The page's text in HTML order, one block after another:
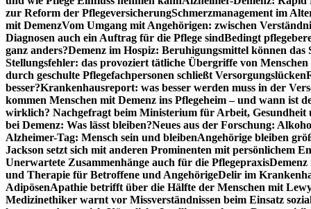
zur Reform der PflegeversicherungSchmerzmanagement im
mit DemenzVom Umgang mit Angehörigen: zwischen
Diagnosen auch ein Auftrag für die Pflege sindBedingt
ganz anders?Demenz im Hospiz: Beruhigungsmittel können das
Stellungsfehler: das provoziert tätliche Übergriffe von Menschen
durch geschulte Pflegefachpersonen schließt Versorgungslücken
besser?Krankenhausreport: was besser werden muss in der
kommen Menschen mit Demenz ins Pflegeheim – und wann ist
wirklich? Nachgefragt beim Ministerium für Arbeit, Gesundheit
bei Demenz: Was lässt bleiben?Neues aus der Forschung:
Alzheimer-Tag: Mensch sein und bleibenAngehörige bleiben
Jackson setzt sich mit anderen Prominenten mit persönlichem
Unerwartete Zusammenhänge auch für die Pflegepraxis
und Therapie für Betroffene und AngehörigeDelir im
AdipösenApathie betrifft über die Hälfte der Menschen mit
Medizinethiker warnt vor Missverständnissen beim Einsatz